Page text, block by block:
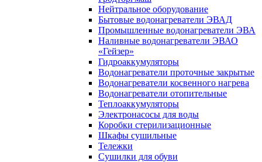
Нейтральное оборудование
Бытовые водонагреватели ЭВАД
Промышленные водонагреватели ЭВА
Наливные водонагреватели ЭВАО
«Гейзер»
Гидроаккумуляторы
Водонагреватели проточные закрытые
Водонагреватели косвенного нагрева
Водонагреватели отопительные
Теплоаккумуляторы
Электронасосы для воды
Коробки стерилизационные
Шкафы сушильные
Тележки
Сушилки для обуви